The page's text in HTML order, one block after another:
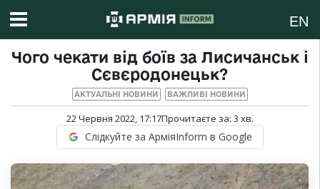
EN
Чого чекати від боїв за Лисичанськ і
Сєвєродонецьк?
АКТУАЛЬНІ НОВИНИ ВАЖЛИВІ НОВИНИ
22 Червня 2022, 17:17Прочитаєте за: 3 хв.
Слідкуйте за АрміяInform в Google